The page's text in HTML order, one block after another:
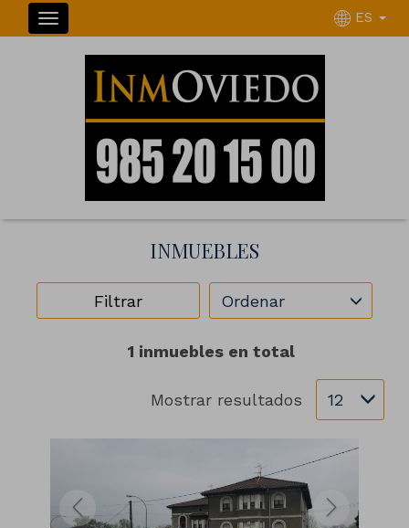
ES
INMUEBLES
Filtrar Ordenar
1 inmuebles en total
Mostrar resultados 12